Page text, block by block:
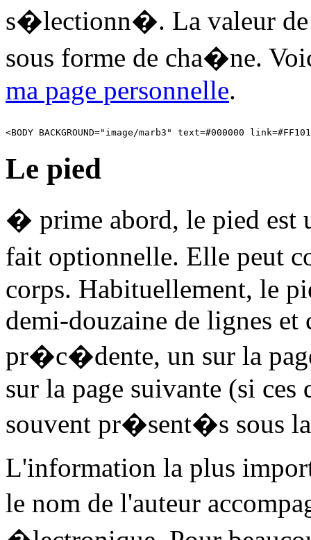
s�lectionn�. La valeur de
sous forme de cha�ne.
ma page personnelle.
Le pied
� prime abord, le pied
fait optionnelle. Elle peut
corps. Habituellement, le
demi-douzaine de lignes
pr�c�dente, un sur la
sur la page suivante (si
souvent pr�sent�s sous
L'information la plus
le nom de l'auteur